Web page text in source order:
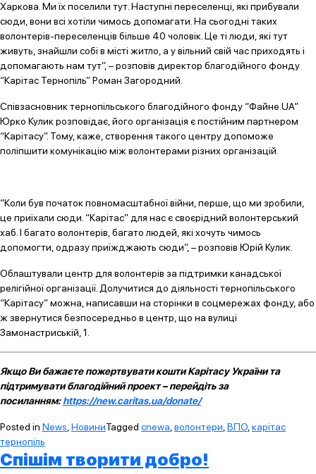
Харкова. Ми їх поселили тут. Наступні переселенці, які прибували
сюди, вони всі хотіли чимось допомагати. На сьогодні таких
волонтерів-переселенців більше 40 чоловік. Це ті люди, які тут
живуть, знайшли собі в місті житло, а у вільний свій час приходять і
допомагають нам тут”, – розповів директор благодійного фонду
“Карітас Тернопіль” Роман Загородний.
Співзасновник тернопільського благодійного фонду “Файне.UA”
Юрко Кулик розповідає, його організація є постійним партнером
“Карітасу”. Тому, каже, створення такого центру допоможе
поліпшити комунікацію між волонтерами різних організацій.
“Коли був початок повномасштабної війни, перше, що ми зробили,
це приїхали сюди. “Карітас” для нас є своєрідний волонтерський
хаб. І багато волонтерів, багато людей, які хочуть чимось
допомогти, одразу приїжджають сюди”, – розповів Юрій Кулик.
Облаштували центр для волонтерів за підтримки канадської
релігійної організації. Долучитися до діяльності тернопільського
“Карітасу” можна, написавши на сторінки в соцмережах фонду, або
ж звернутися безпосередньо в центр, що на вулиці
Замонастриській, 1.
Якщо Ви бажаєте пожертвувати кошти Карітасу України та
підтримувати благодійний проект – перейдіть за
посиланням:https://new.caritas.ua/donate/
Posted in News НовиниTagged cnewa волонтери ВПО карітас
тернопіль
Спішім творити добро!